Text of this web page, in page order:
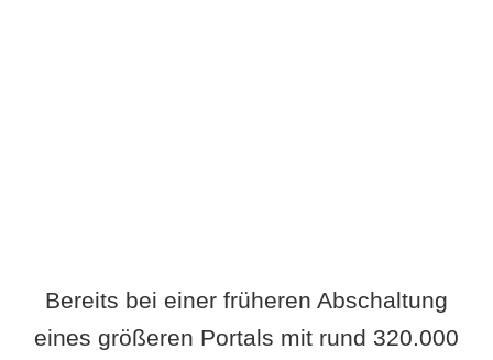
Bereits bei einer früheren Abschaltung
eines größeren Portals mit rund 320.000